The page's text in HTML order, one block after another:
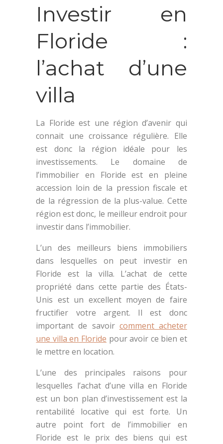
Investir en
Floride :
l’achat d’une
villa
La Floride est une région d’avenir qui
connait une croissance régulière. Elle
est donc la région idéale pour les
investissements. Le domaine de
l’immobilier en Floride est en pleine
accession loin de la pression fiscale et
de la régression de la plus-value. Cette
région est donc, le meilleur endroit pour
investir dans l’immobilier.
L’un des meilleurs biens immobiliers
dans lesquelles on peut investir en
Floride est la villa. L’achat de cette
propriété dans cette partie des États-
Unis est un excellent moyen de faire
fructifier votre argent. Il est donc
important de savoir comment acheter
une villa en Floride pour avoir ce bien et
le mettre en location.
L’une des principales raisons pour
lesquelles l’achat d’une villa en Floride
est un bon plan d’investissement est la
rentabilité locative qui est forte. Un
autre point fort de l’immobilier en
Floride est le prix des biens qui est